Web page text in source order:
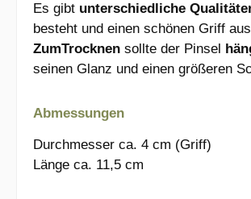
Es gibt unterschiedliche
besteht und einen schönen Griff aus
ZumTrocknen sollte der Pinsel
seinen Glanz und einen größeren
Abmessungen
Durchmesser ca. 4 cm (Griff)
Länge ca. 11,5 cm